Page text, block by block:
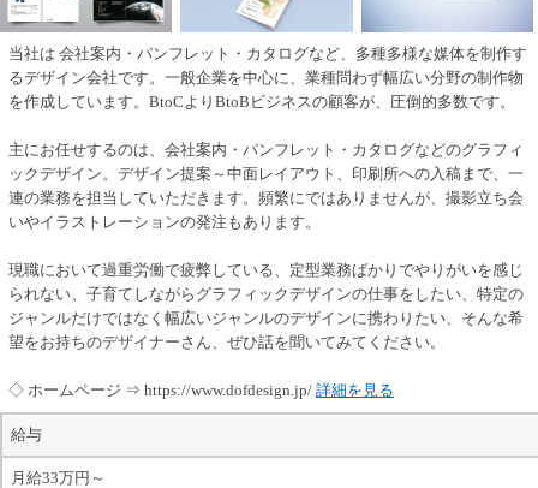
当社は 会社案内・パンフレット・カタログなど、多種多様な媒体を制作す
るデザイン会社です。一般企業を中心に、業種問わず幅広い分野の制作物
を作成しています。BtoCよりBtoBビジネスの顧客が、圧倒的多数です。
主にお任せするのは、会社案内・パンフレット・カタログなどのグラフィ
ックデザイン。デザイン提案～中面レイアウト、印刷所への入稿まで、一
連の業務を担当していただきます。頻繁にではありませんが、撮影立ち会
いやイラストレーションの発注もあります。
現職において過重労働で疲弊している、定型業務ばかりでやりがいを感じ
られない、子育てしながらグラフィックデザインの仕事をしたい、特定の
ジャンルだけではなく幅広いジャンルのデザインに携わりたい、そんな希
望をお持ちのデザイナーさん、ぜひ話を聞いてみてください。
◇ ホームページ ⇒ https://www.dofdesign.jp/ 詳細を見る
給与
月給33万円～